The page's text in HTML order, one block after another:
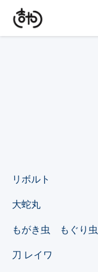
リボルト
大蛇丸
もがき虫 もぐり虫
刀 レイワ